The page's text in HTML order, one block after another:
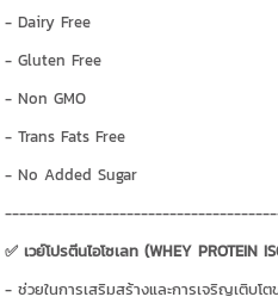
- Dairy Free
- Gluten Free
- Non GMO
- Trans Fats Free
- No Added Sugar
✅ เวย์โปรตีนไอโซเลท (WHEY PROTEIN
- ช่วยในการเสริมสร้างและการเจริญเติบโ